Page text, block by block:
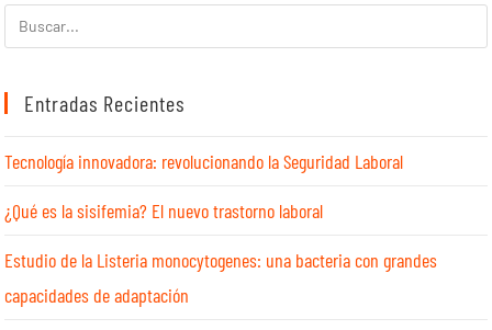
Entradas Recientes
Tecnología innovadora: revolucionando la Seguridad Laboral
¿Qué es la sisifemia? El nuevo trastorno laboral
Estudio de la Listeria monocytogenes: una bacteria con grandes
capacidades de adaptación